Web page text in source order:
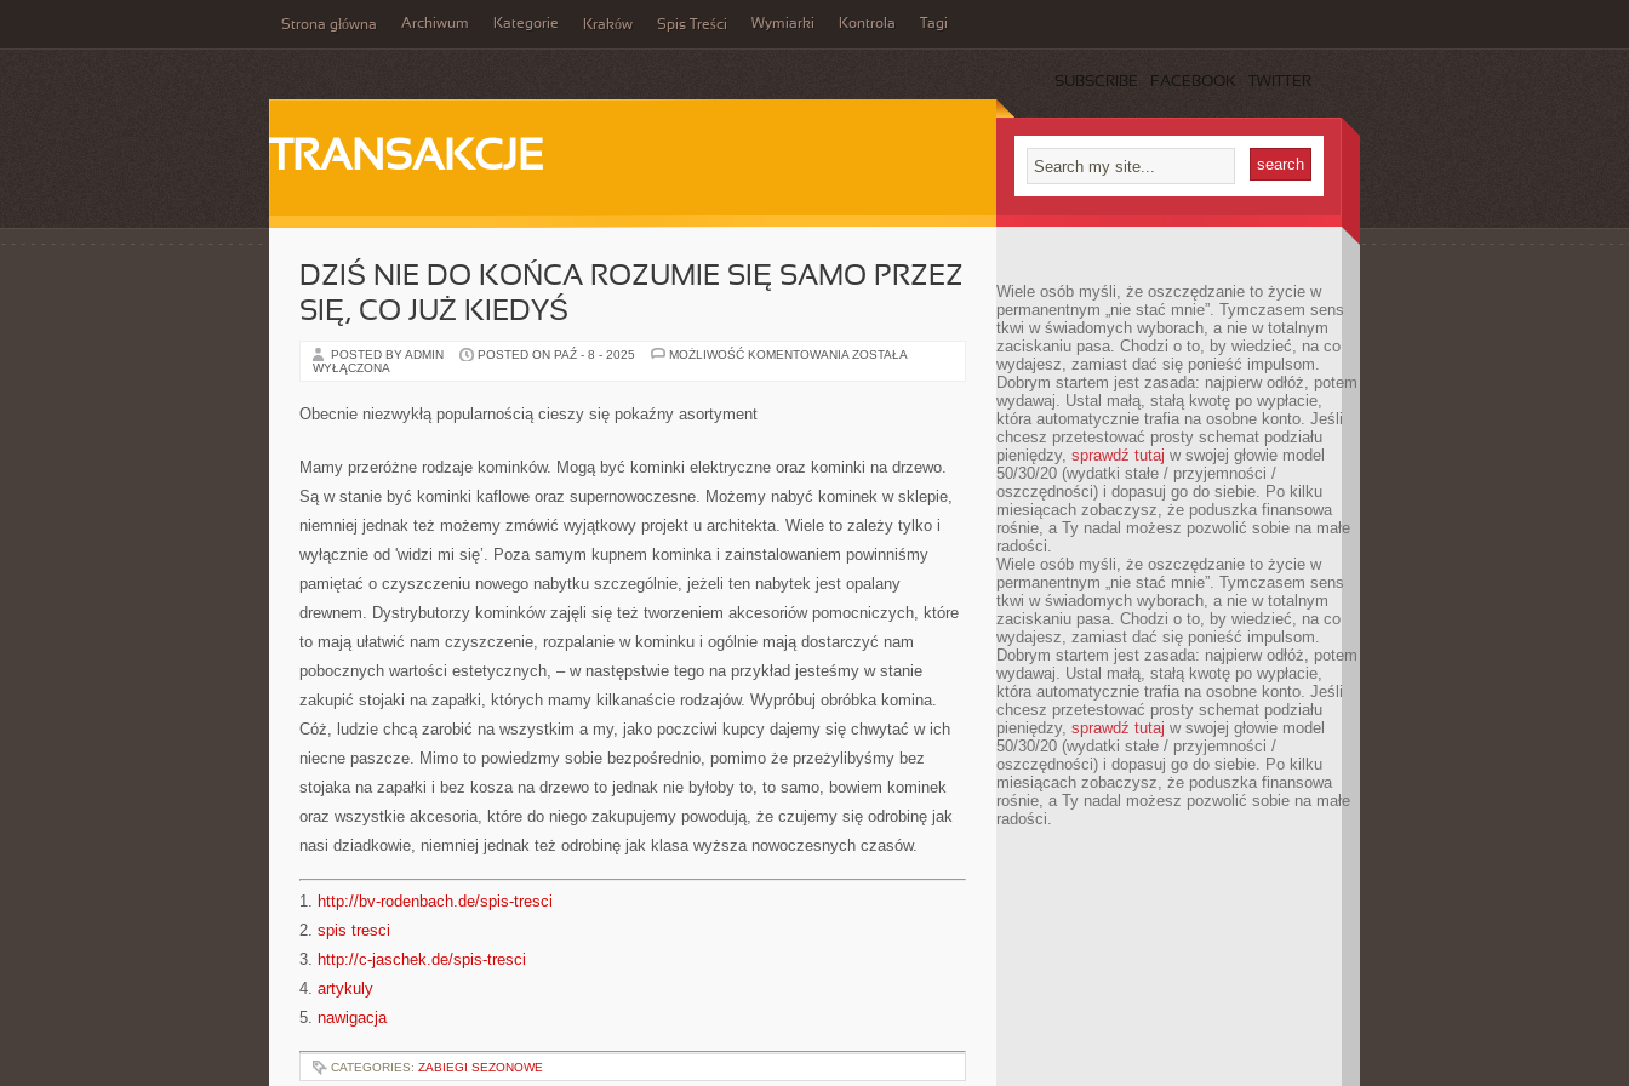
Strona główna Archiwum Kategorie Kraków Spis Treści Wymiarki Kontrola Tagi
SUBSCRIBE FACEBOOK TWITTER
TRANSAKCJE
DZIŚ NIE DO KOŃCA ROZUMIE SIĘ SAMO PRZEZ
SIĘ, CO JUŻ KIEDYŚ
POSTED BY ADMIN POSTED ON PAŹ - 8 - 2025 MOŻLIWOŚĆ KOMENTOWANIA DZIŚ
SIĘ,
CO
KIEDYŚ
ZOSTAŁA
WYŁĄCZONA
Obecnie niezwykłą popularnością cieszy się pokaźny asortyment
Mamy przeróżne rodzaje kominków. Mogą być kominki elektryczne oraz kominki na drzewo.
Są w stanie być kominki kaflowe oraz supernowoczesne. Możemy nabyć kominek w sklepie,
niemniej jednak też możemy zmówić wyjątkowy projekt u architekta. Wiele to zależy tylko i
wyłącznie od 'widzi mi się’. Poza samym kupnem kominka i zainstalowaniem powinniśmy
pamiętać o czyszczeniu nowego nabytku szczególnie, jeżeli ten nabytek jest opalany
drewnem. Dystrybutorzy kominków zajęli się też tworzeniem akcesoriów pomocniczych, które
to mają ułatwić nam czyszczenie, rozpalanie w kominku i ogólnie mają dostarczyć nam
pobocznych wartości estetycznych, – w następstwie tego na przykład jesteśmy w stanie
zakupić stojaki na zapałki, których mamy kilkanaście rodzajów. Wypróbuj obróbka komina.
Cóż, ludzie chcą zarobić na wszystkim a my, jako poczciwi kupcy dajemy się chwytać w ich
niecne paszcze. Mimo to powiedzmy sobie bezpośrednio, pomimo że przeżylibyśmy bez
stojaka na zapałki i bez kosza na drzewo to jednak nie byłoby to, to samo, bowiem kominek
oraz wszystkie akcesoria, które do niego zakupujemy powodują, że czujemy się odrobinę jak
nasi dziadkowie, niemniej jednak też odrobinę jak klasa wyższa nowoczesnych czasów.
1. http://bv-rodenbach.de/spis-tresci
2. spis tresci
3. http://c-jaschek.de/spis-tresci
4. artykuly
5. nawigacja
CATEGORIES: ZABIEGI SEZONOWE
Wiele osób myśli, że oszczędzanie to życie w
permanentnym „nie stać mnie”. Tymczasem sens
tkwi w świadomych wyborach, a nie w totalnym
zaciskaniu pasa. Chodzi o to, by wiedzieć, na co
wydajesz, zamiast dać się ponieść impulsom.
Dobrym startem jest zasada: najpierw odłóż, potem
wydawaj. Ustal małą, stałą kwotę po wypłacie,
która automatycznie trafia na osobne konto. Jeśli
chcesz przetestować prosty schemat podziału
pieniędzy, sprawdź tutaj w swojej głowie model
50/30/20 (wydatki stałe / przyjemności /
oszczędności) i dopasuj go do siebie. Po kilku
miesiącach zobaczysz, że poduszka finansowa
rośnie, a Ty nadal możesz pozwolić sobie na małe
radości.
Wiele osób myśli, że oszczędzanie to życie w
permanentnym „nie stać mnie”. Tymczasem sens
tkwi w świadomych wyborach, a nie w totalnym
zaciskaniu pasa. Chodzi o to, by wiedzieć, na co
wydajesz, zamiast dać się ponieść impulsom.
Dobrym startem jest zasada: najpierw odłóż, potem
wydawaj. Ustal małą, stałą kwotę po wypłacie,
która automatycznie trafia na osobne konto. Jeśli
chcesz przetestować prosty schemat podziału
pieniędzy, sprawdź tutaj w swojej głowie model
50/30/20 (wydatki stałe / przyjemności /
oszczędności) i dopasuj go do siebie. Po kilku
miesiącach zobaczysz, że poduszka finansowa
rośnie, a Ty nadal możesz pozwolić sobie na małe
radości.